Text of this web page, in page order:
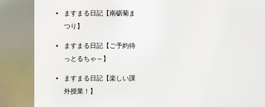
ますまる日記【南砺菊ま
つり】
ますまる日記【ご予約待
っとるちゃ～】
ますまる日記【楽しい課
外授業！】